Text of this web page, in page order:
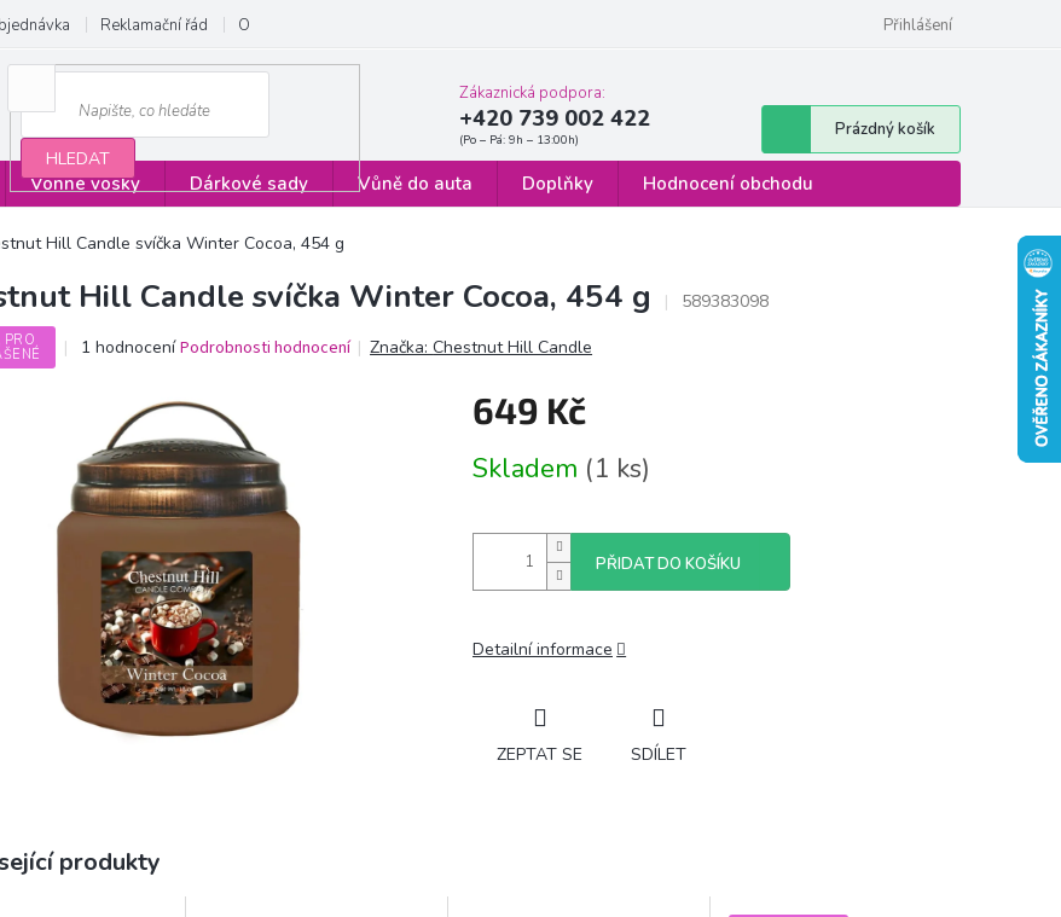
Reklamační řád Obchodní podmínky Formulář pro odstoupení od smlouvy
Přihlášení
HLEDAT
Zákaznická podpora:
+420 739 002 422
Nákupní
košík
Prázdný košík
Vonné vosky Dárkové sady Vůně do auta Doplňky Hodnocení obchodu
Hill Candle svíčka Winter Cocoa, 454 g
Hill Candle svíčka Winter Cocoa, 454 g 589383098
PRO
Průměrné
z
5
hvězdiček.
1 hodnocení Podrobnosti hodnocení Značka:Chestnut Hill Candle
649 Kč
cena:
Skladem (1 ks)
PŘIDAT DO KOŠÍKU
Detailní informace
ZEPTAT SE SDÍLET
produkty